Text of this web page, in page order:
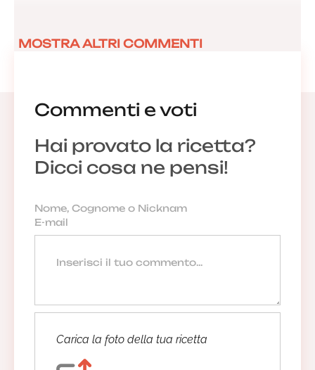
Commenti e voti
Hai provato la ricetta?
Dicci cosa ne pensi!
Carica la foto della tua ricetta
MOSTRA ALTRI COMMENTI